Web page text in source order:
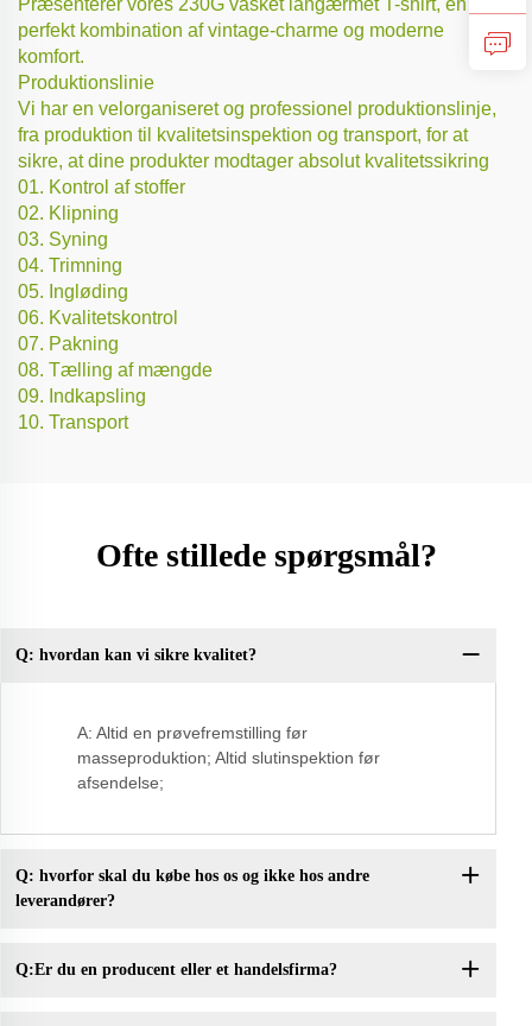
perfekt kombination af vintage-charme og moderne
komfort.
Produktionslinie
Vi har en velorganiseret og professionel produktionslinje,
fra produktion til kvalitetsinspektion og transport, for at
sikre, at dine produkter modtager absolut kvalitetssikring
01. Kontrol af stoffer
02. Klipning
03. Syning
04. Trimning
05. Ingløding
06. Kvalitetskontrol
07. Pakning
08. Tælling af mængde
09. Indkapsling
10. Transport
Ofte stillede spørgsmål?
Q: hvordan kan vi sikre kvalitet?
A: Altid en prøvefremstilling før
masseproduktion; Altid slutinspektion før
afsendelse;
Q: hvorfor skal du købe hos os og ikke hos andre
leverandører?
Q:Er du en producent eller et handelsfirma?